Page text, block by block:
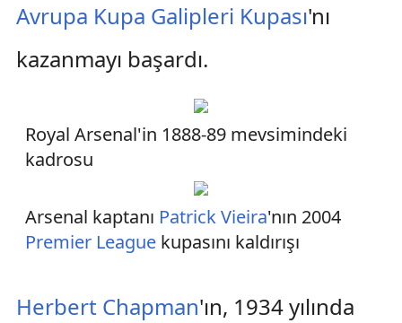
Avrupa Kupa Galipleri Kupası'nı
kazanmayı başardı.
Royal Arsenal'in 1888-89 mevsimindeki
kadrosu
Arsenal kaptanı Patrick Vieira'nın 2004
Premier League kupasını kaldırışı
Herbert Chapman'ın, 1934 yılında